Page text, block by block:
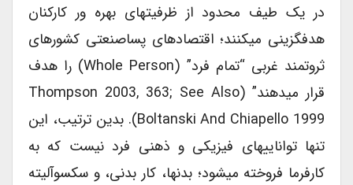
در یک طیف محدود از ظرفیتهای بهره ور کارکنان
هدفگزینی میکنند؛ اقتصادهای پساصنعتی کشورهای
ثروتمند غربی “تمام فرد” (whole Person) را هدف
قرار میدهند” (Thompson 2003, 363; See Also
Boltanski And Chiapello 1999). بدین ترتیب، این
تنها تواناییهای فیزیکی و ذهنی فرد نیست که به
کارفرما فروخته میشود؛ بدنها، کار بدنی، و سکسوآلیته